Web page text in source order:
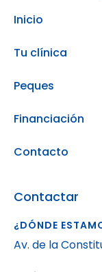
Inicio
Tu clínica
Peques
Financiación
Contacto
Contactar
¿DÓNDE
Av. de la